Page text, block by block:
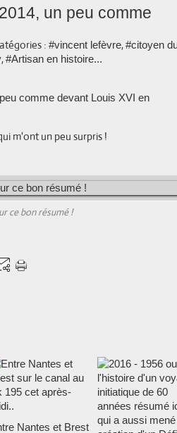
un peu comme
: #vincent lefèvre,#citoyen
,#Artisan en histoire...
m'ont un peu surpris !
ce bon résumé !
Nantes et Brest